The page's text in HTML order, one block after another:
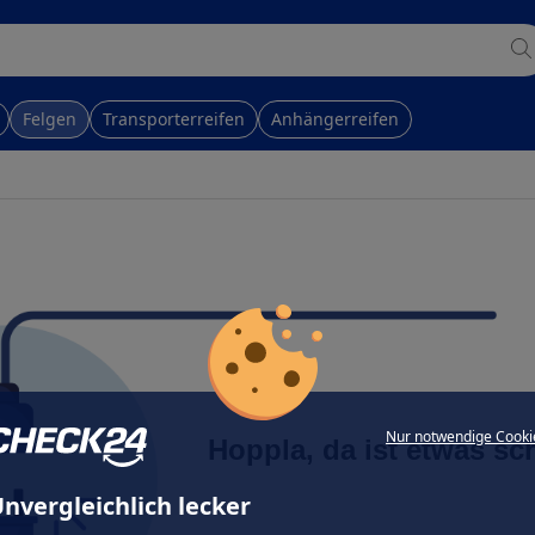
Nur notwendige
lecker
Felgen Transporterreifen Anhängerreifen
Hoppla, da ist etwas